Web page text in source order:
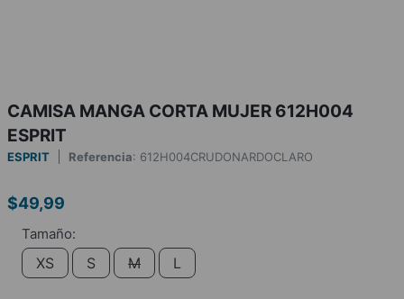
CAMISA MANGA CORTA MUJER 612H004
ESPRIT
ESPRIT Referencia: 612H004CRUDONARDOCLARO
$49,99
XS S M L